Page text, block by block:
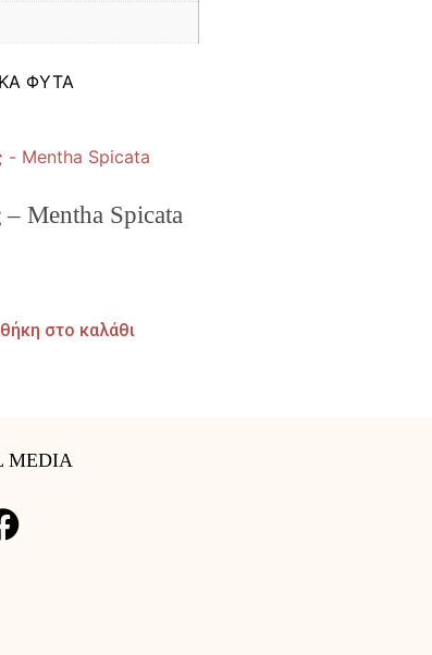
ΦΥΤΑ
Mentha Spicata
στο καλάθι
MEDIA